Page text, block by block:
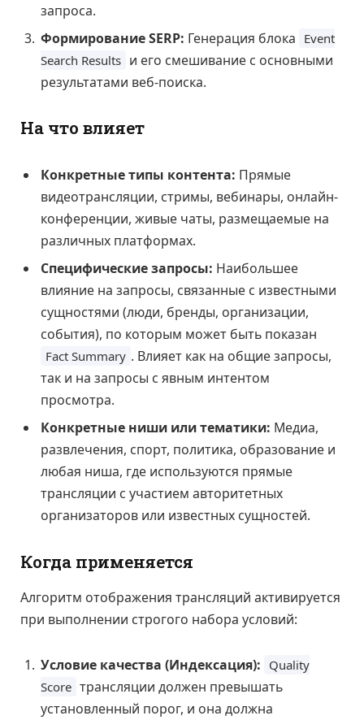
запроса.
Формирование SERP: Генерация блока Event
Search Results и его смешивание с основными
результатами веб-поиска.
На что влияет
Конкретные типы контента: Прямые
видеотрансляции, стримы, вебинары, онлайн-
конференции, живые чаты, размещаемые на
различных платформах.
Специфические запросы: Наибольшее
влияние на запросы, связанные с известными
сущностями (люди, бренды, организации,
события), по которым может быть показан
Fact Summary . Влияет как на общие запросы,
так и на запросы с явным интентом
просмотра.
Конкретные ниши или тематики: Медиа,
развлечения, спорт, политика, образование и
любая ниша, где используются прямые
трансляции с участием авторитетных
организаторов или известных сущностей.
Когда применяется
Алгоритм отображения трансляций активируется
при выполнении строгого набора условий:
Условие качества (Индексация): Quality
Score трансляции должен превышать
установленный порог, и она должна